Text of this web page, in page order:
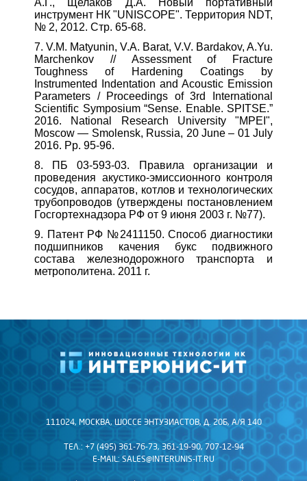
инструмент НК "UNISCOPE". Территория NDT,
№ 2, 2012. Стр. 65-68.
7. V.M. Matyunin, V.A. Barat, V.V. Bardakov, A.Yu.
Marchenkov // Assessment of Fracture
Toughness of Hardening Coatings by
Instrumented Indentation and Acoustic Emission
Parameters / Proceedings of 3rd International
Scientific Symposium “Sense. Enable. SPITSE.”
2016. National Research University "MPEI",
Moscow ― Smolensk, Russia, 20 June – 01 July
2016. Pp. 95-96.
8. ПБ 03-593-03. Правила организации и
проведения акустико-эмиссионного контроля
сосудов, аппаратов, котлов и технологических
трубопроводов (утверждены постановлением
Госгортехнадзора РФ от 9 июня 2003 г. №77).
9. Патент РФ №2411150. Способ диагностики
подшипников качения букс подвижного
состава железнодорожного транспорта и
метрополитена. 2011 г.
111024, МОСКВА, ШОССЕ ЭНТУЗИАСТОВ, Д. 20Б, А/Я 140
ТЕЛ.: +7 (495) 361-76-73, 361-19-90, 707-12-94
E-MAIL: SALES@INTERUNIS-IT.RU